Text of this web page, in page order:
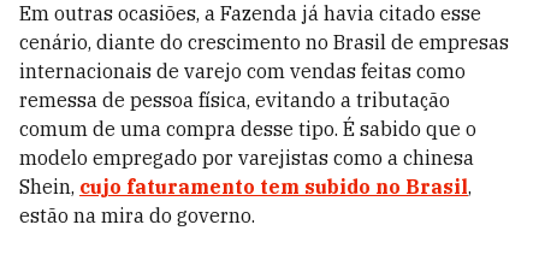
Em outras ocasiões, a Fazenda já havia citado esse
cenário, diante do crescimento no Brasil de empresas
internacionais de varejo com vendas feitas como
remessa de pessoa física, evitando a tributação
comum de uma compra desse tipo. É sabido que o
modelo empregado por varejistas como a chinesa
Shein, cujo faturamento tem subido no Brasil,
estão na mira do governo.